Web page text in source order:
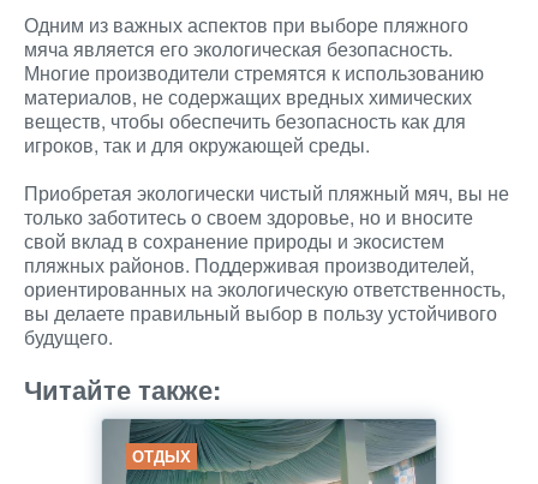
Одним из важных аспектов при выборе пляжного
мяча является его экологическая безопасность.
Многие производители стремятся к использованию
материалов, не содержащих вредных химических
веществ, чтобы обеспечить безопасность как для
игроков, так и для окружающей среды.
Приобретая экологически чистый пляжный мяч, вы не
только заботитесь о своем здоровье, но и вносите
свой вклад в сохранение природы и экосистем
пляжных районов. Поддерживая производителей,
ориентированных на экологическую ответственность,
вы делаете правильный выбор в пользу устойчивого
будущего.
Читайте также:
ОТДЫХ